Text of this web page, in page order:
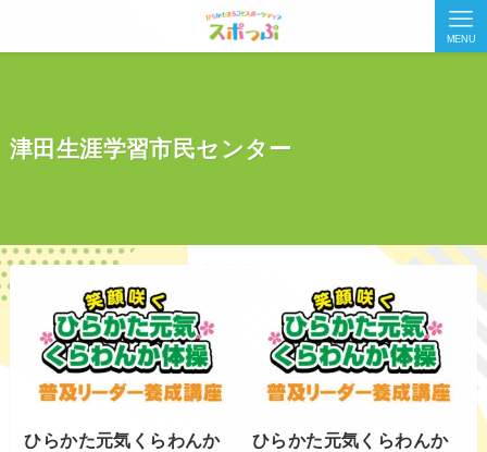
MENU
津田生涯学習市民センター
ひらかた元気くらわんか
ひらかた元気くらわんか